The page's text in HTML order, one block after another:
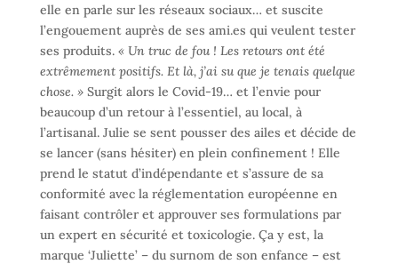
elle en parle sur les réseaux sociaux… et suscite
l’engouement auprès de ses ami.es qui veulent tester
ses produits. « Un truc de fou ! Les retours ont été
extrêmement positifs. Et là, j’ai su que je tenais quelque
chose. »Surgit alors le Covid-19… et l’envie pour
beaucoup d’un retour à l’essentiel, au local, à
l’artisanal. Julie se sent pousser des ailes et décide de
se lancer (sans hésiter) en plein confinement ! Elle
prend le statut d’indépendante et s’assure de sa
conformité avec la réglementation européenne en
faisant contrôler et approuver ses formulations par
un expert en sécurité et toxicologie. Ça y est, la
marque ‘Juliette’ – du surnom de son enfance – est